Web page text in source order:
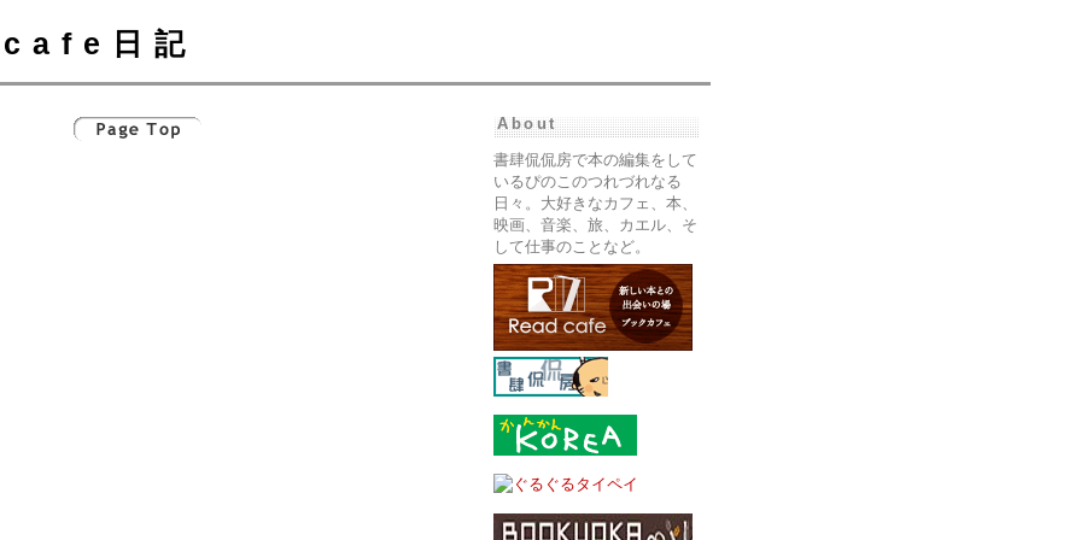
cafe日記
About
書肆侃侃房で本の編集をして
いるぴのこのつれづれなる
日々。大好きなカフェ、本、
映画、音楽、旅、カエル、そ
して仕事のことなど。